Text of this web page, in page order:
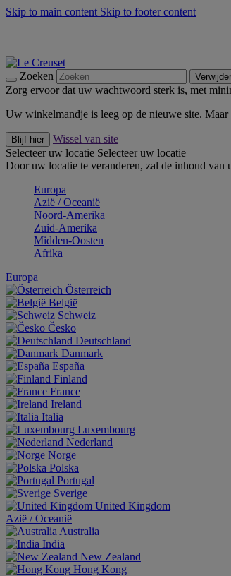
Skip to main content Skip to footer content
Zoeken Verwijder
Zorg ervoor dat uw wachtwoord sterk is, met
Uw winkelmandje is leeg op de nieuwe site.
Blijf hier
Wissel van site
Selecteer uw locatie Selecteer uw locatie
Door uw locatie te veranderen, zal de inhoud
Europa
Aziё / Oceaniё
Noord-Amerika
Zuid-Amerika
Midden-Oosten
Afrika
Europa
Österreich
België
Schweiz
Česko
Deutschland
Danmark
España
Finland
France
Ireland
Italia
Luxembourg
Nederland
Norge
Polska
Portugal
Sverige
United Kingdom
Aziё / Oceaniё
Australia
India
New Zealand
Hong Kong